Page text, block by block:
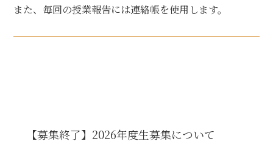
また、毎回の授業報告には連絡帳を使用します。
【募集終了】2026年度生募集について